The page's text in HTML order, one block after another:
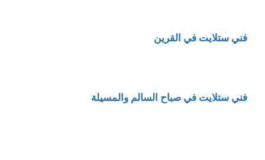
فني ستلايت في القرين
فني ستلايت في صباح السالم والمسيلة